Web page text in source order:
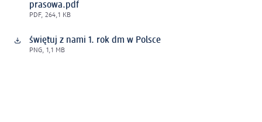
prasowa.pdf
PDF, 264,1 KB
świętuj z nami 1. rok dm w Polsce
PNG, 1,1 MB